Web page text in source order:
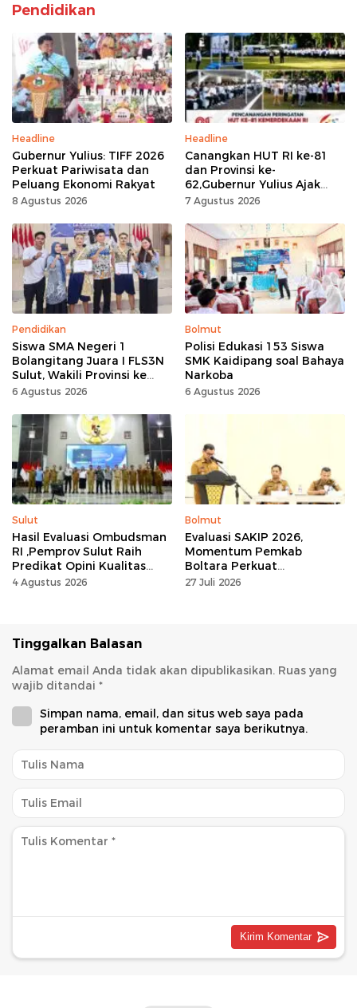
Pendidikan
Headline
Gubernur Yulius: TIFF 2026
Perkuat Pariwisata dan
Peluang Ekonomi Rakyat
8 Agustus 2026
Headline
Canangkan HUT RI ke-81
dan Provinsi ke-
62,Gubernur Yulius Ajak
Seluruh Masyarakat
Kemerdekaan Momentum
Kerja Keras
7 Agustus 2026
Pendidikan
Siswa SMA Negeri 1
Bolangitang Juara I FLS3N
Sulut, Wakili Provinsi ke
Tingkat Nasional
6 Agustus 2026
Bolmut
Polisi Edukasi 153 Siswa
SMK Kaidipang soal Bahaya
Narkoba
6 Agustus 2026
Sulut
Hasil Evaluasi Ombudsman
RI ,Pemprov Sulut Raih
Predikat Opini Kualitas
Tinggi Tanpa
4 Agustus 2026
Bolmut
Evaluasi SAKIP 2026,
Momentum Pemkab
Boltara Perkuat
Akuntabilitas dan Kinerja
27 Juli 2026
Tinggalkan Balasan
Alamat email Anda tidak akan dipublikasikan. Ruas yang
wajib ditandai *
Simpan nama, email, dan situs web saya pada
peramban ini untuk komentar saya berikutnya.